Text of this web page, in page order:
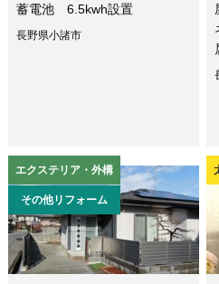
蓄電池 6.5kwh設置
長野県小諸市
エクステリア・外構
その他リフォーム